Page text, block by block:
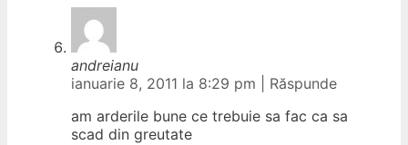
andreianu
ianuarie 8, 2011 la 8:29 pm
Răspunde
am arderile bune ce trebuie sa fac ca sa
scad din greutate